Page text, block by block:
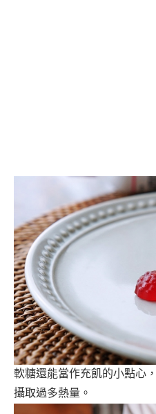
軟糖還能當作充飢的小點心
攝取過多熱量。